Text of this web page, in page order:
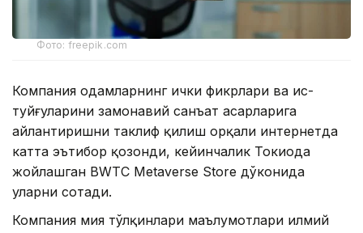
Фото: freepik.com
Компания одамларнинг ички фикрлари ва ҳис-
туйғуларини замонавий санъат асарларига
айлантиришни таклиф қилиш орқали интернетда
катта эътибор қозонди, кейинчалик Токиода
жойлашган BWTC Metaverse Store дўконида
уларни сотади.
Компания мия тўлқинлари маълумотлари илмий